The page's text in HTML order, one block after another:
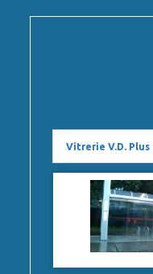
Vitrerie V.D. Plus